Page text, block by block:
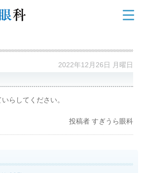
2022年12月26日 月曜日
らしてください。
投稿者 すぎうら眼科